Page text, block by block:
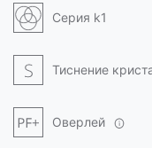
Серия k1
Тиснение
Оверлей